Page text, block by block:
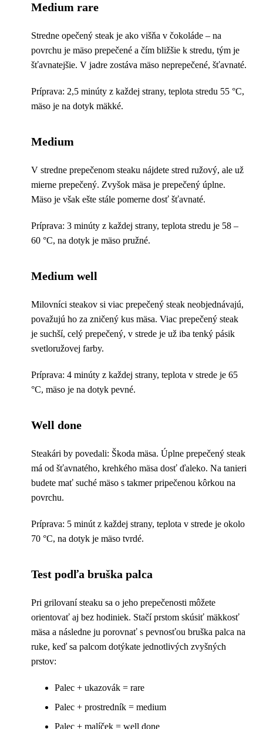
Medium rare
Stredne opečený steak je ako višňa v čokoláde – na
povrchu je mäso prepečené a čím bližšie k stredu, tým je
šťavnatejšie. V jadre zostáva mäso neprepečené, šťavnaté.
Príprava: 2,5 minúty z každej strany, teplota stredu 55 °C,
mäso je na dotyk mäkké.
Medium
V stredne prepečenom steaku nájdete stred ružový, ale už
mierne prepečený. Zvyšok mäsa je prepečený úplne.
Mäso je však ešte stále pomerne dosť šťavnaté.
Príprava: 3 minúty z každej strany, teplota stredu je 58 –
60 °C, na dotyk je mäso pružné.
Medium well
Milovníci steakov si viac prepečený steak neobjednávajú,
považujú ho za zničený kus mäsa. Viac prepečený steak
je suchší, celý prepečený, v strede je už iba tenký pásik
svetloružovej farby.
Príprava: 4 minúty z každej strany, teplota v strede je 65
°C, mäso je na dotyk pevné.
Well done
Steakári by povedali: Škoda mäsa. Úplne prepečený steak
má od šťavnatého, krehkého mäsa dosť ďaleko. Na tanieri
budete mať suché mäso s takmer pripečenou kôrkou na
povrchu.
Príprava: 5 minút z každej strany, teplota v strede je okolo
70 °C, na dotyk je mäso tvrdé.
Test podľa bruška palca
Pri grilovaní steaku sa o jeho prepečenosti môžete
orientovať aj bez hodiniek. Stačí prstom skúsiť mäkkosť
mäsa a následne ju porovnať s pevnosťou bruška palca na
ruke, keď sa palcom dotýkate jednotlivých zvyšných
prstov:
Palec + ukazovák = rare
Palec + prostredník = medium
Palec + malíček = well done